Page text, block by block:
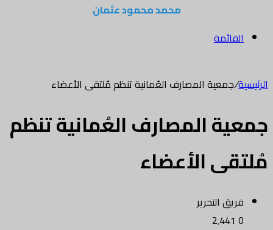
محمد محمود عثمان
القائمة
الرئيسية/جمعية المصارف العُمانية تنظم مُلتقى الأعضاء
جمعية المصارف العُمانية تنظم
مُلتقى الأعضاء
فريق التحرير
0